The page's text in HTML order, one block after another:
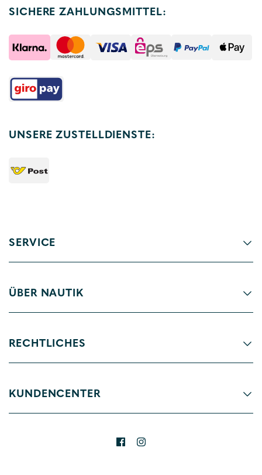
SICHERE ZAHLUNGSMITTEL:
UNSERE ZUSTELLDIENSTE:
SERVICE
ÜBER NAUTIK
RECHTLICHES
KUNDENCENTER